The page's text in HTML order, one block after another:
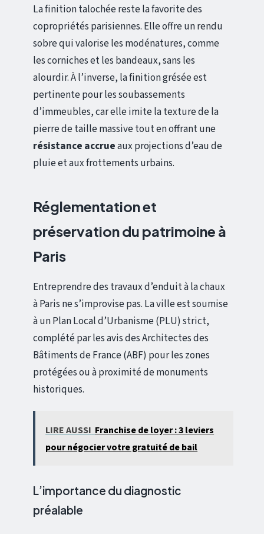
La finition talochée reste la favorite des
copropriétés parisiennes. Elle offre un rendu
sobre qui valorise les modénatures, comme
les corniches et les bandeaux, sans les
alourdir. À l’inverse, la finition grésée est
pertinente pour les soubassements
d’immeubles, car elle imite la texture de la
pierre de taille massive tout en offrant une
résistance accrueaux projections d’eau de
pluie et aux frottements urbains.
Réglementation et
préservation du patrimoine à
Paris
Entreprendre des travaux d’enduit à la chaux
à Paris ne s’improvise pas. La ville est soumise
à un Plan Local d’Urbanisme (PLU) strict,
complété par les avis des Architectes des
Bâtiments de France (ABF) pour les zones
protégées ou à proximité de monuments
historiques.
LIRE AUSSI Franchise de loyer : 3 leviers
pour négocier votre gratuité de bail
L’importance du diagnostic
préalable